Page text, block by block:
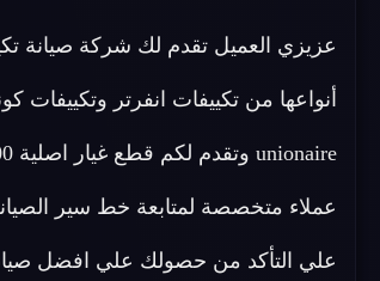
علي التأكد من حصولك علي افضل